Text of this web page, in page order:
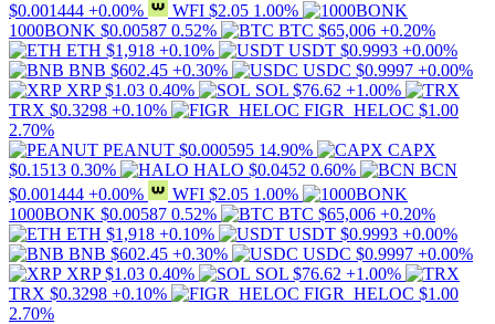
$0.001444 +0.00% WFI $2.05 1.00%
1000BONK $0.00587 0.52% BTC $65,006 +0.20%
ETH $1,918 +0.10% USDT $0.9993 +0.00%
BNB $602.45 +0.30% USDC $0.9997 +0.00%
XRP $1.03 0.40% SOL $76.62 +1.00%
TRX $0.3298 +0.10% FIGR_HELOC $1.00
2.70%
PEANUT $0.000595 14.90%
CAPX
$0.1513 0.30% HALO $0.0452 0.60%
BCN
$0.001444 +0.00% WFI $2.05 1.00%
1000BONK $0.00587 0.52% BTC $65,006 +0.20%
ETH $1,918 +0.10% USDT $0.9993 +0.00%
BNB $602.45 +0.30% USDC $0.9997 +0.00%
XRP $1.03 0.40% SOL $76.62 +1.00%
TRX $0.3298 +0.10% FIGR_HELOC $1.00
2.70%